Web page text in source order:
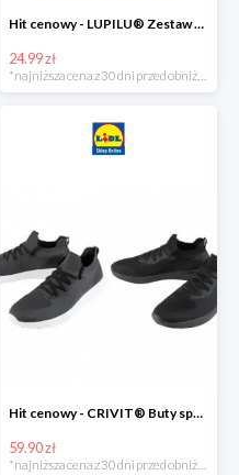
Hit cenowy - LUPILU® Zestaw dziecięcy z biobawełny (body + koszulka + spodenki), 1 komplet
24.99 zł
Hit cenowy - CRIVIT® Buty sportowe chłopięce WellWalk, 1 para
59.90 zł
*najniższa cena z 30 dni przed obniżką